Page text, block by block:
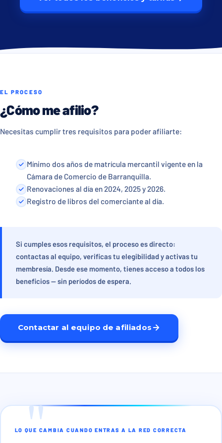
EL PROCESO
¿Cómo me afilio?
Necesitas cumplir tres requisitos para poder afiliarte:
Mínimo dos años de matrícula mercantil vigente en la
Cámara de Comercio de Barranquilla.
Renovaciones al día en 2024, 2025 y 2026.
Registro de libros del comerciante al día.
Si cumples esos requisitos, el proceso es directo:
contactas al equipo, verificas tu elegibilidad y activas tu
membresía. Desde ese momento, tienes acceso a todos los
beneficios — sin períodos de espera.
Contactar al equipo de afiliados
LO QUE CAMBIA CUANDO ENTRAS A LA RED CORRECTA